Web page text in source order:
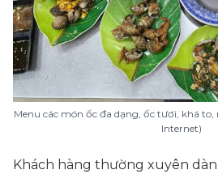
Menu các món ốc đa dạng, ốc tươi, khá
Internet)
Khách hàng thường xuyên